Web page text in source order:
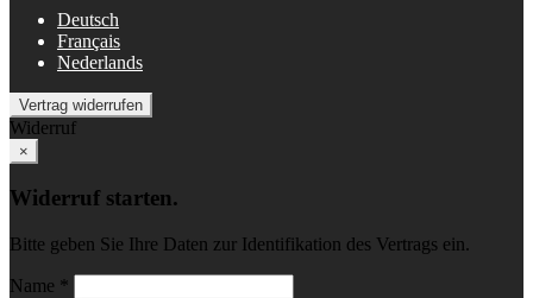
Deutsch
Français
Nederlands
Vertrag widerrufen
Widerruf
×
Widerruf starten.
Bitte geben Sie Ihre Daten zur Identifikation des Vertrags ein.
Name *